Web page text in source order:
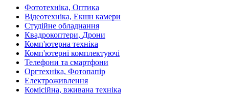
Фототехніка, Оптика
Відеотехніка, Екшн камери
Студійне обладнання
Квадрокоптери, Дрони
Комп'ютерна техніка
Комп'ютерні комплектуючі
Телефони та смартфони
Оргтехніка, Фотопапір
Електроживлення
Комісійна, вживана техніка